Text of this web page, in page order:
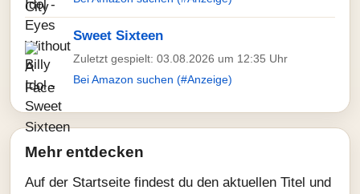
Sweet Sixteen
Zuletzt gespielt: 03.08.2026 um 12:35 Uhr
Bei Amazon suchen (#Anzeige)
Mehr entdecken
Auf der Startseite findest du den aktuellen Titel und